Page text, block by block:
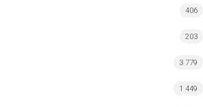
406
203
3 779
1 449